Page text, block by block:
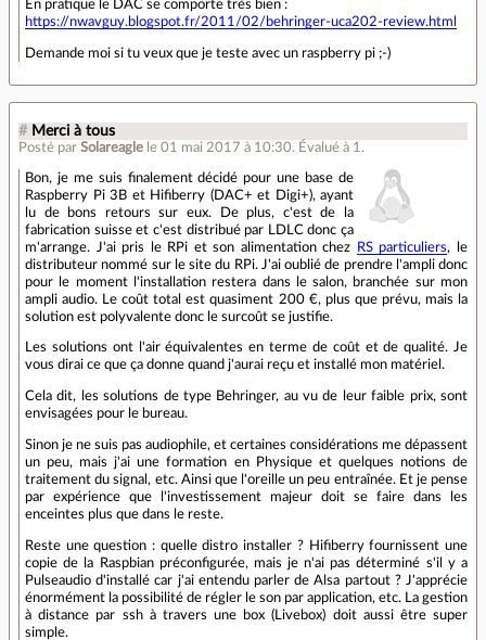
En pratique le DAC se comporte très bien :
https://nwavguy.blogspot.fr/2011/02/behringer-uca202-review.html
Demande moi si tu veux que je teste avec un raspberry pi ;-)
# Merci à tous
Posté par Solareagle le 01 mai 2017 à 10:30. Évalué à 1 .
Bon, je me suis finalement décidé pour une base de
Raspberry Pi 3B et Hifiberry (DAC+ et Digi+), ayant
lu de bons retours sur eux. De plus, c'est de la
fabrication suisse et c'est distribué par LDLC donc ça
m'arrange. J'ai pris le RPi et son alimentation chez
RS particuliers, le
distributeur nommé sur le site du RPi. J'ai oublié de prendre l'ampli donc
pour le moment l'installation restera dans le salon, branchée sur mon
ampli audio. Le coût total est quasiment 200 €, plus que prévu, mais la
solution est polyvalente donc le surcoût se justifie.
Les solutions ont l'air équivalentes en terme de coût et de qualité. Je
vous dirai ce que ça donne quand j'aurai reçu et installé mon matériel.
Cela dit, les solutions de type Behringer, au vu de leur faible prix, sont
envisagées pour le bureau.
Sinon je ne suis pas audiophile, et certaines considérations me dépassent
un peu, mais j'ai une formation en Physique et quelques notions de
traitement du signal, etc. Ainsi que l'oreille un peu entraînée. Et je pense
par expérience que l'investissement majeur doit se faire dans les
enceintes plus que dans le reste.
Reste une question : quelle distro installer ? Hifiberry fournissent une
copie de la Raspbian préconfigurée, mais je n'ai pas déterminé s'il y a
Pulseaudio d'installé car j'ai entendu parler de Alsa partout ? J'apprécie
énormément la possibilité de régler le son par application, etc. La gestion
à distance par ssh à travers une box (Livebox) doit aussi être super
simple.